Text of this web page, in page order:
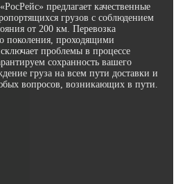
предлагает качественные
грузов с соблюдением
от 200 км. Перевозка
поколения, проходящими
проблемы в процессе
сохранность вашего
груза на всем пути доставки и
вопросов, возникающих в пути.